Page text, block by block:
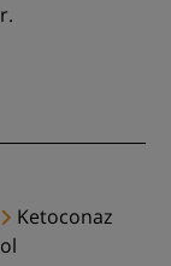
Ketoconaz
ol